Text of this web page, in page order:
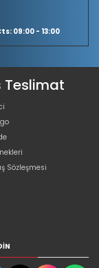
09:00 - 13:00
Teslimat
Sözleşmesi